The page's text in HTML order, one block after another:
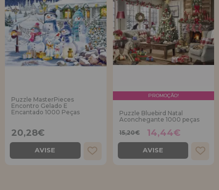
Puzzle MasterPieces
Encontro Gelado E
Encantado 1000 Peças
20,28€
AVISE
PROMOÇÃO!
Puzzle Bluebird Natal
Aconchegante 1000 peças
15,20€
14,44€
AVISE